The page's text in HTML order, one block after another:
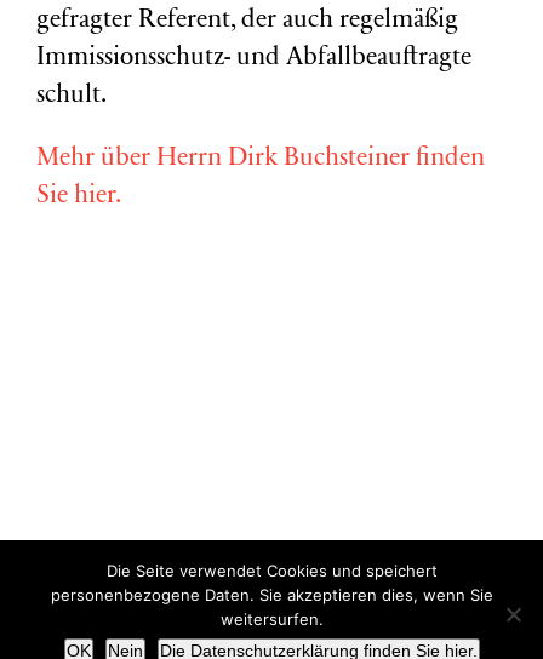
gefragter Referent, der auch regelmäßig
Immissionsschutz- und Abfallbeauftragte
schult.
Mehr über Herrn Dirk Buchsteiner finden
Sie hier.
Copyright © Miriam Vollmer 2018-2022 |Impressum|Datenschutz
X
Die Seite verwendet Cookies und speichert
personenbezogene Daten. Sie akzeptieren dies, wenn Sie
weitersurfen.
OK
Nein Die Datenschutzerklärung finden Sie hier.